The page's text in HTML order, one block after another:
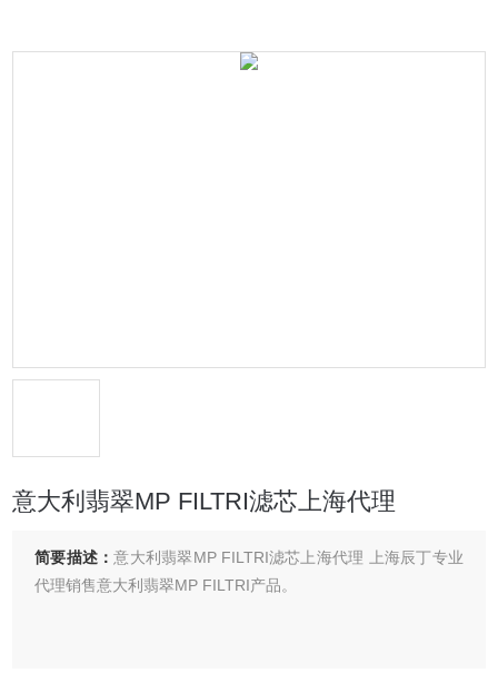
意大利翡翠MP FILTRI滤芯上海代理
简要描述：意大利翡翠MP FILTRI滤芯上海代理 上海辰丁专业
代理销售意大利翡翠MP FILTRI产品。